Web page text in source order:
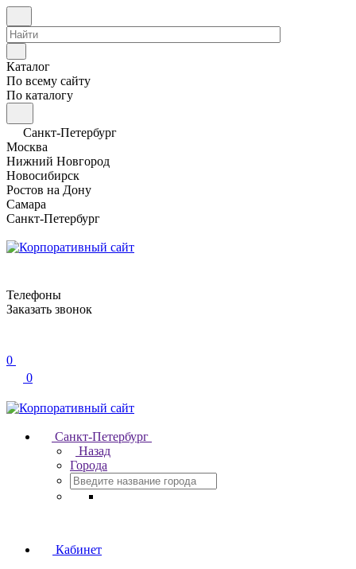
Каталог
По всему сайту
По каталогу
Санкт-Петербург
Москва
Нижний Новгород
Новосибирск
Ростов на Дону
Самара
Санкт-Петербург
Телефоны
Заказать звонок
0
0
Санкт-Петербург
Назад
Города
Кабинет